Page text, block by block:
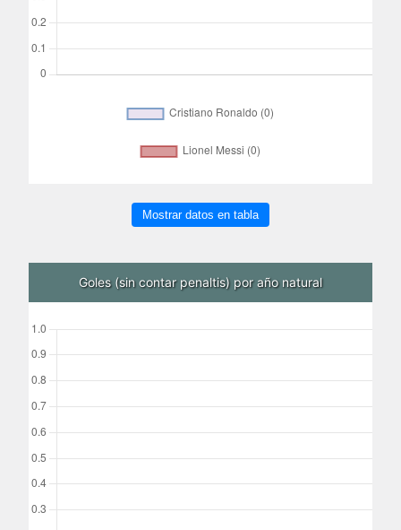
Mostrar datos en tabla
Goles (sin contar penaltis) por año natural